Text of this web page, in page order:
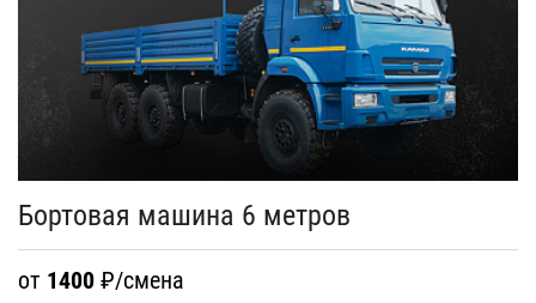
Бортовая машина 6 метров
от 1400 ₽/смена